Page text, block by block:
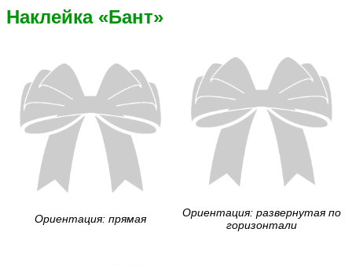
Наклейка «Бант»
Ориентация: прямая
Ориентация: развернутая по
горизонтали